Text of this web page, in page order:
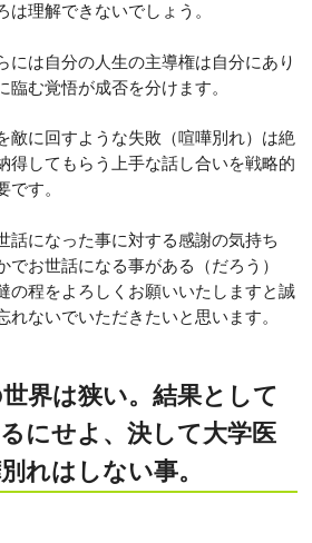
は理解できないでしょう。
には自分の人生の主導権は自分にあり
臨む覚悟が成否を分けます。
敵に回すような失敗（喧嘩別れ）は絶
得してもらう上手な話し合いを戦略的
です。
話になった事に対する感謝の気持ち
でお世話になる事がある（だろう）
の程をよろしくお願いいたしますと誠
れないでいただきたいと思います。
界は狭い。結果として
にせよ、決して大学医
れはしない事。